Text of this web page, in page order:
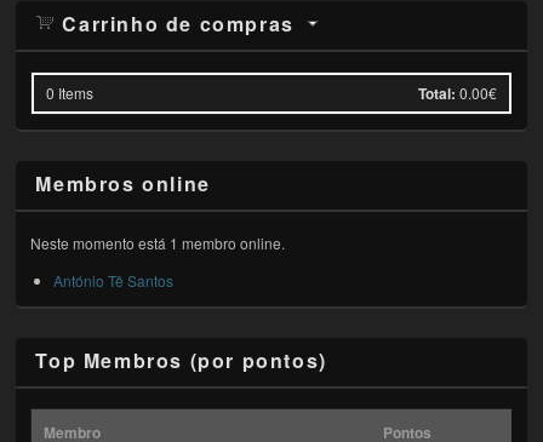
Carrinho de compras
0 Items Total: 0.00€
Membros online
Neste momento está 1 membro online.
António Tê Santos
Top Membros (por pontos)
Membro Pontos